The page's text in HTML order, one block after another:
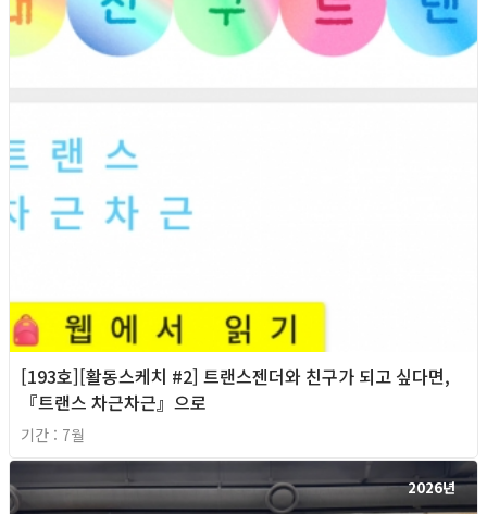
[193호][활동스케치 #2] 트랜스젠더와 친구가 되고 싶다면,
『트랜스 차근차근』으로
기간 : 7월
2026년